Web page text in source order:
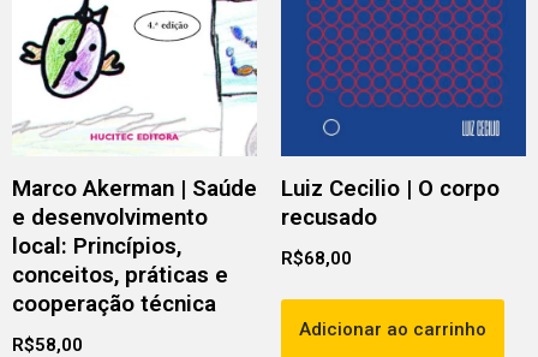
Marco Akerman | Saúde
e desenvolvimento
local: Princípios,
conceitos, práticas e
cooperação técnica
R$58,00
Luiz Cecilio | O corpo
recusado
R$68,00
Adicionar ao carrinho